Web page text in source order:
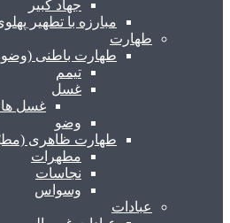
جهاد کبیر
مبارزه با تطهیر
طهارت
طهارت باطنی
تیمم
غسل
غسل
وضو
طهارت ظاهری
مطهرات
نجاسات
وسواس
عبادات